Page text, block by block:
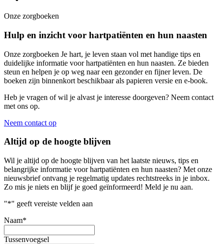
Onze zorgboeken
Hulp en inzicht voor hartpatiënten en hun naasten
Onze zorgboeken Je hart, je leven staan vol met handige tips en
duidelijke informatie voor hartpatiënten en hun naasten. Ze bieden
steun en helpen je op weg naar een gezonder en fijner leven. De
boeken zijn binnenkort beschikbaar als papieren versie en e-book.
Heb je vragen of wil je alvast je interesse doorgeven? Neem contact
met ons op.
Neem contact op
Altijd op de hoogte blijven
Wil je altijd op de hoogte blijven van het laatste nieuws, tips en
belangrijke informatie voor hartpatiënten en hun naasten? Met onze
nieuwsbrief ontvang je regelmatig updates rechtstreeks in je inbox.
Zo mis je niets en blijf je goed geïnformeerd! Meld je nu aan.
"*" geeft vereiste velden aan
Naam*
Tussenvoegsel